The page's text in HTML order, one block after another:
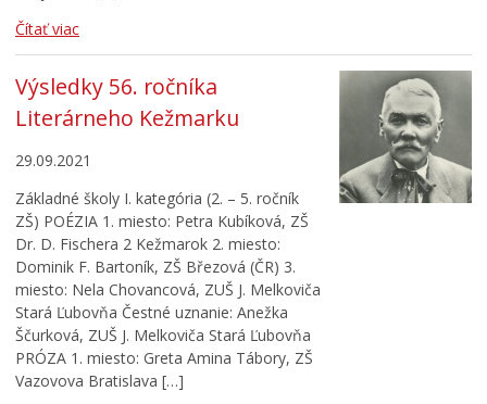
Čítať viac
Výsledky 56. ročníka
Literárneho Kežmarku
29.09.2021
Základné školy I. kategória (2. – 5. ročník
ZŠ) POÉZIA 1. miesto: Petra Kubíková, ZŠ
Dr. D. Fischera 2 Kežmarok 2. miesto:
Dominik F. Bartoník, ZŠ Březová (ČR) 3.
miesto: Nela Chovancová, ZUŠ J. Melkoviča
Stará Ľubovňa Čestné uznanie: Anežka
Ščurková, ZUŠ J. Melkoviča Stará Ľubovňa
PRÓZA 1. miesto: Greta Amina Tábory, ZŠ
Vazovova Bratislava […]